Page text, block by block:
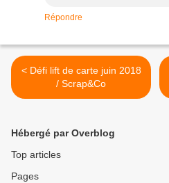
Répondre
< Défi lift de carte juin 2018
/ Scrap&Co
Hébergé par Overblog
Top articles
Pages